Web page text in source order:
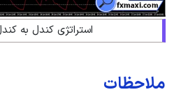
استراتژی کندل به
ملاحظات